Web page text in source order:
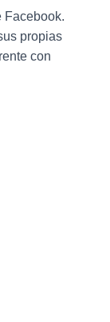
Facebook.
propias
con